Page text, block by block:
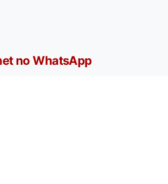
no WhatsApp